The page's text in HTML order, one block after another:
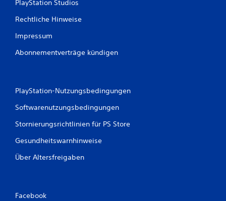
PlayStation Studios
Rechtliche Hinweise
Impressum
Abonnementverträge kündigen
PlayStation-Nutzungsbedingungen
Softwarenutzungsbedingungen
Stornierungsrichtlinien für PS Store
Gesundheitswarnhinweise
Über Altersfreigaben
Facebook